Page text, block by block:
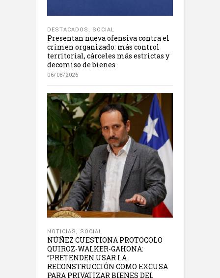
DESTACADOS , SOCIAL
Presentan nueva ofensiva contra el
crimen organizado: más control
territorial, cárceles más estrictas y
decomiso de bienes
06/08/2026
NOTICIAS , SOCIAL
NÚÑEZ CUESTIONA PROTOCOLO
QUIROZ-WALKER-GAHONA:
“PRETENDEN USAR LA
RECONSTRUCCIÓN COMO EXCUSA
PARA PRIVATIZAR BIENES DEL